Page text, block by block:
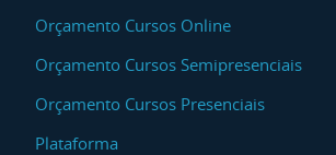
Orçamento Cursos Online
Orçamento Cursos Semipresenciais
Orçamento Cursos Presenciais
Plataforma